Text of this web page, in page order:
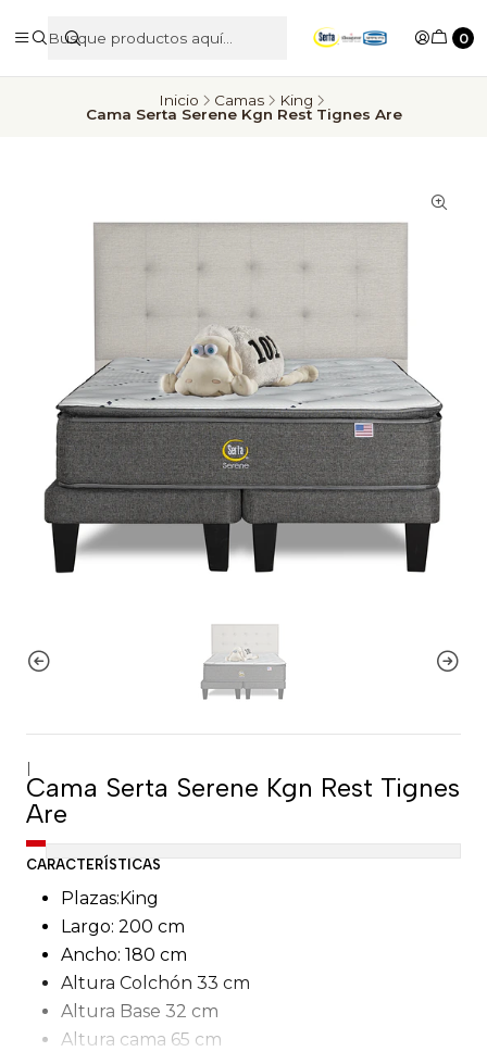
0
Inicio Camas
King
Cama Serta Serene Kgn Rest Tignes Are
|
Cama Serta Serene Kgn Rest Tignes
Are
CARACTERÍSTICAS
Plazas:King
Largo: 200 cm
Ancho: 180 cm
Altura Colchón 33 cm
Altura Base 32 cm
Altura cama 65 cm